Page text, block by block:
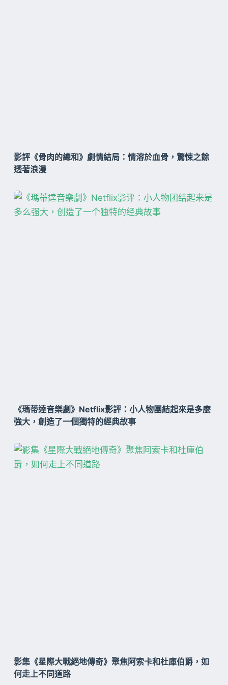
影評《骨肉的總和》劇情結局：情溶於血骨，驚悚之餘
透著浪漫
《瑪蒂達音樂劇》Netflix影評：小人物團結起來是多麼
強大，創造了一個獨特的經典故事
影集《星際大戰絕地傳奇》聚焦阿索卡和杜庫伯爵，如
何走上不同道路